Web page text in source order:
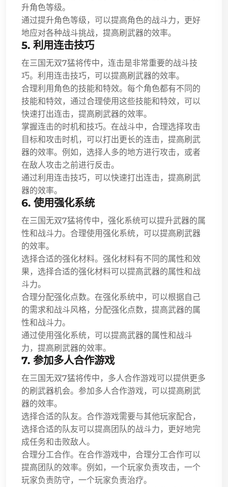
升角色等级。
通过提升角色等级，可以提高角色的战斗力，更好
地应对各种战斗挑战，提高刷武器的效率。
5. 利用连击技巧
在三国无双7猛将传中，连击是非常重要的战斗技
巧。利用连击技巧，可以提高刷武器的效率。
合理利用角色的技能和特效。每个角色都有不同的
技能和特效，通过合理使用这些技能和特效，可以
快速打出连击，提高刷武器的效率。
掌握连击的时机和技巧。在战斗中，合理选择攻击
目标和攻击时机，可以打出更长的连击，提高刷武
器的效率。例如，选择人多的地方进行攻击，或者
在敌人攻击之前进行反击。
通过利用连击技巧，可以快速打出连击，提高刷武
器的效率。
6. 使用强化系统
在三国无双7猛将传中，强化系统可以提升武器的属
性和战斗力。合理使用强化系统，可以提高刷武器
的效率。
选择合适的强化材料。强化材料有不同的属性和效
果，选择合适的强化材料可以提高武器的属性和战
斗力。
合理分配强化点数。在强化系统中，可以根据自己
的需求和战斗风格，分配强化点数，提高武器的属
性和战斗力。
通过使用强化系统，可以提高武器的属性和战斗
力，提高刷武器的效率。
7. 参加多人合作游戏
在三国无双7猛将传中，多人合作游戏可以提供更多
的刷武器机会。参加多人合作游戏，可以提高刷武
器的效率。
选择合适的队友。合作游戏需要与其他玩家配合，
选择合适的队友可以提高团队的战斗力，更好地完
成任务和击败敌人。
合理分工合作。在合作游戏中，合理分工合作可以
提高团队的效率。例如，一个玩家负责攻击，一个
玩家负责防守，一个玩家负责治疗。